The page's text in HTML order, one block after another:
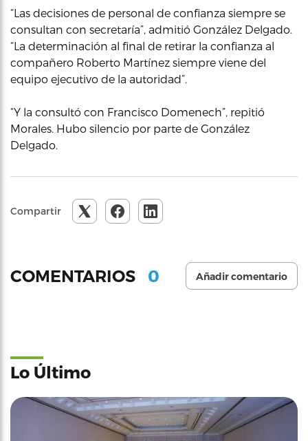
“Las decisiones de personal de confianza siempre se
consultan con secretaría”, admitió González Delgado.
“La determinación al final de retirar la confianza al
compañero Roberto Martínez siempre viene del
equipo ejecutivo de la autoridad”.
“Y la consultó con Francisco Domenech”, repitió
Morales. Hubo silencio por parte de González
Delgado.
Compartir
COMENTARIOS 0 Añadir comentario
Lo Último